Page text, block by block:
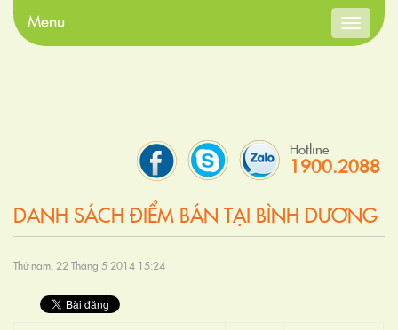
Toggle
Menu
Hotline
1900.2088
DANH SÁCH ĐIỂM BÁN TẠI BÌNH DƯƠNG
Thứ năm, 22 Tháng 5 2014 15:24